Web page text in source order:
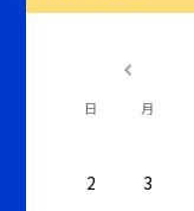
日 月
2
3